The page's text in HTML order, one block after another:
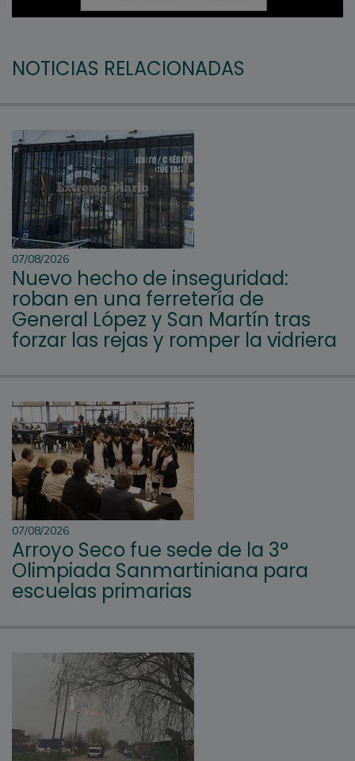
NOTICIAS RELACIONADAS
07/08/2026
Nuevo hecho de inseguridad:
roban en una ferretería de
General López y San Martín tras
forzar las rejas y romper la vidriera
07/08/2026
Arroyo Seco fue sede de la 3°
Olimpiada Sanmartiniana para
escuelas primarias